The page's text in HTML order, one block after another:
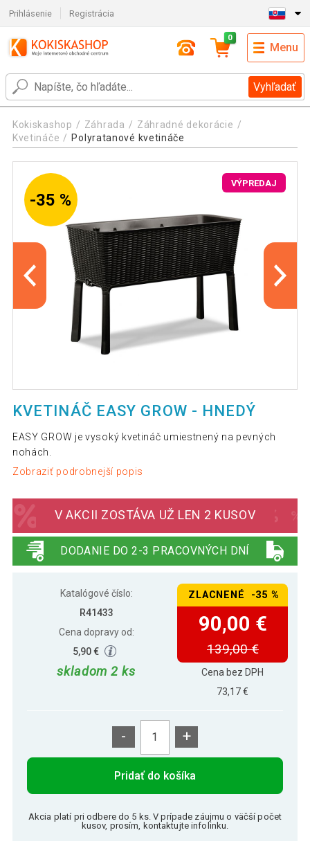
Prihlásenie Registrácia
Vyhľadať
0
Menu
Kokiskashop Záhrada
Záhradné dekorácie
Kvetináče
Polyratanové kvetináče
-35 %
VÝPREDAJ
KVETINÁČ EASY GROW - HNEDÝ
EASY GROW je vysoký kvetináč umiestnený na pevných
nohách.
Zobraziť podrobnejší popis
V AKCII ZOSTÁVA UŽ LEN 2 KUSOV
DODANIE DO 2-3 PRACOVNÝCH DNÍ
Katalógové číslo:
R41433
Cena dopravy od:
5,90 €
skladom 2 ks
ZLACNENÉ -35 %
90,00 €
139,00 €
Cena bez DPH
73,17 €
- +
Pridať do košíka
Akcia platí pri odbere do 5 ks. V prípade záujmu o väčší počet
kusov, prosím, kontaktujte infolinku.